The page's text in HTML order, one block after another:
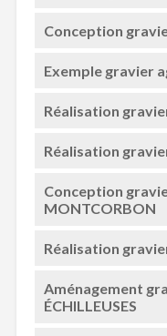
Conception
Exemple gravier
Réalisation
Réalisation
Conception
MONTCORBON
Réalisation
Aménagement
ÉCHILLEUSES